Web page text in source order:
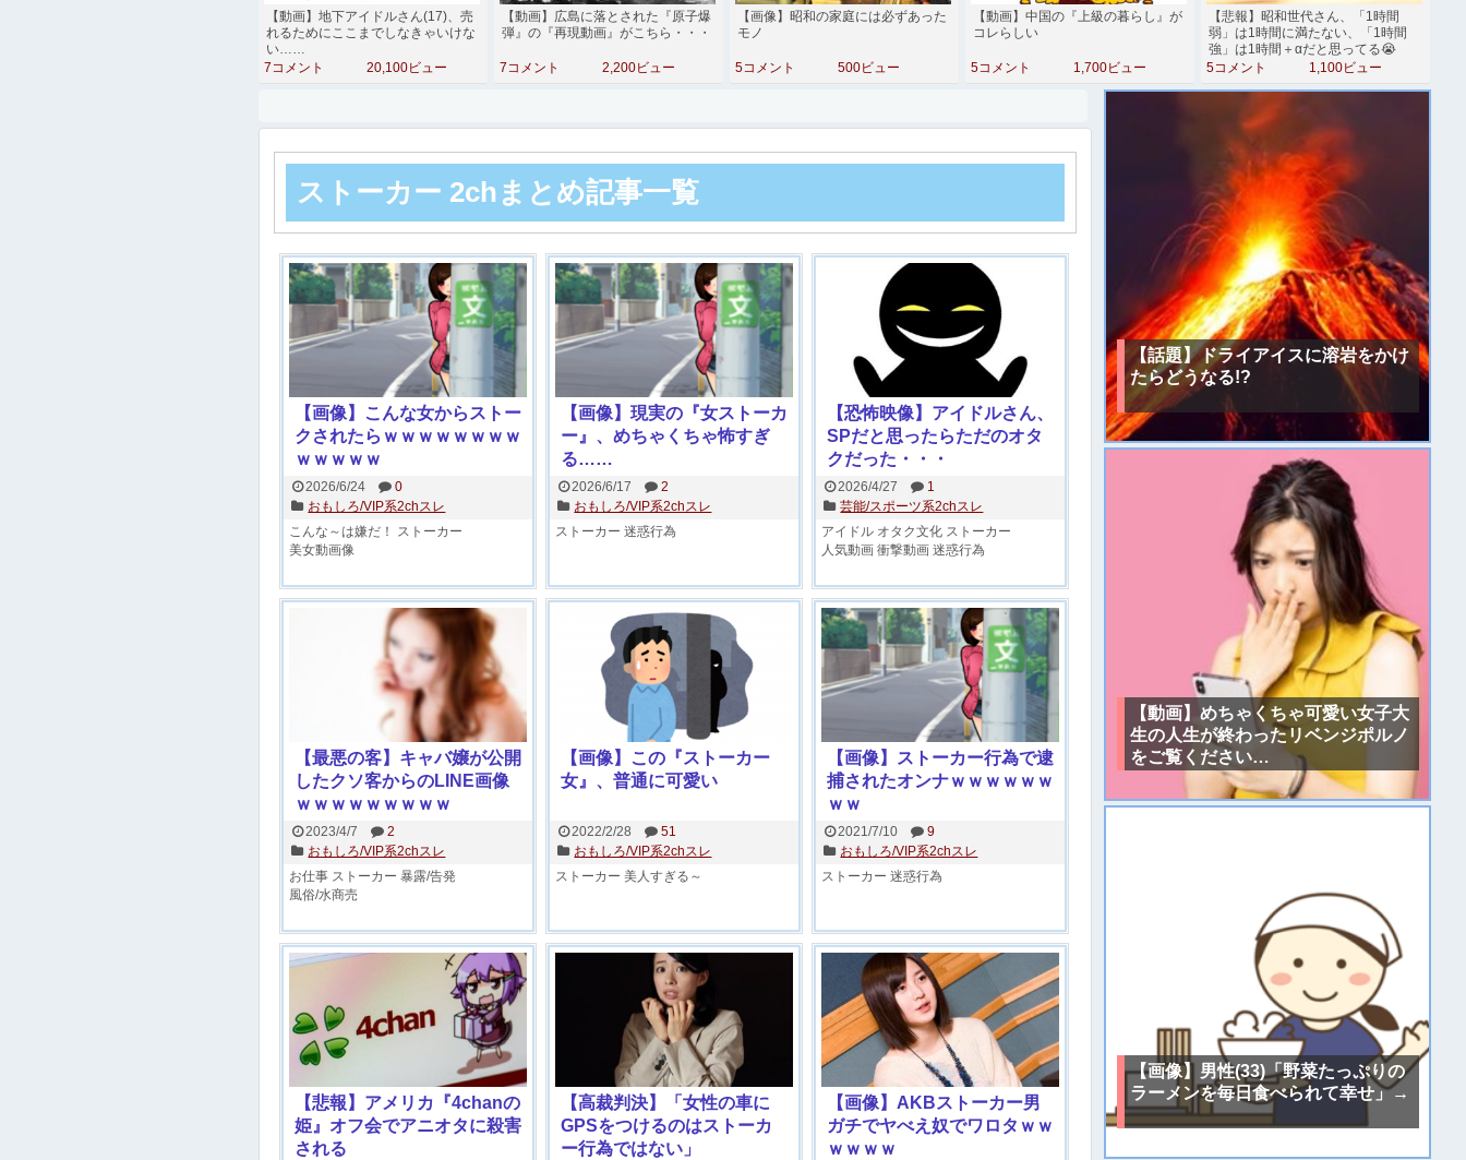
【動画】地下アイドルさん(17)、売
れるためにここまでしなきゃいけな
い……
7コメント
20,100ビュー
【動画】広島に落とされた『原子爆
弾』の『再現動画』がこちら・・・
7コメント 2,200ビュー
【画像】昭和の家庭には必ずあった
モノ
5コメント 500ビュー
【動画】中国の『上級の暮らし』が
コレらしい
5コメント 1,700ビュー
【悲報】昭和世代さん、「1時間
弱」は1時間に満たない、「1時間
強」は1時間＋αだと思ってる😭
5コメント
1,100ビュー
ストーカー 2chまとめ記事一覧
【画像】こんな女からストー
クされたらｗｗｗｗｗｗｗｗ
ｗｗｗｗｗ
2026/6/24
0
おもしろ/VIP系2chスレ
こんな～は嫌だ！
ストーカー
美女動画像
【画像】現実の『女ストーカ
ー』、めちゃくちゃ怖すぎ
る……
2026/6/17
2
おもしろ/VIP系2chスレ
ストーカー 迷惑行為
【恐怖映像】アイドルさん、
SPだと思ったらただのオタ
クだった・・・
2026/4/27
1
芸能/スポーツ系2chスレ
アイドル オタク文化 ストーカー
人気動画 衝撃動画 迷惑行為
【最悪の客】キャバ嬢が公開
したクソ客からのLINE画像
ｗｗｗｗｗｗｗｗｗ
2023/4/7
2
おもしろ/VIP系2chスレ
お仕事 ストーカー 暴露/告発
風俗/水商売
【画像】この『ストーカー
女』、普通に可愛い
2022/2/28
51
おもしろ/VIP系2chスレ
ストーカー 美人すぎる～
【画像】ストーカー行為で逮
捕されたオンナｗｗｗｗｗｗ
ｗｗ
2021/7/10
9
おもしろ/VIP系2chスレ
ストーカー 迷惑行為
【悲報】アメリカ『4chanの
姫』オフ会でアニオタに殺害
される
【高裁判決】「女性の車に
GPSをつけるのはストーカ
ー行為ではない」
【画像】AKBストーカー男
ガチでヤべえ奴でワロタｗｗ
ｗｗｗｗ
【話題】ドライアイスに溶岩をかけ
たらどうなる!?
【動画】めちゃくちゃ可愛い女子大
生の人生が終わったリベンジポルノ
をご覧ください…
【画像】男性(33)「野菜たっぷりの
ラーメンを毎日食べられて幸せ」→